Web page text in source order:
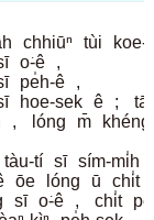
chhiūⁿ tùi
koe-
o͘-ê
,
pe̍h-ê
,
hoe-sek ê ;
, lóng m̄
khéng
tàu-tí sī sím-mi̍h
ōe lóng ū chi̍t
sī o͘-ê , chi̍t